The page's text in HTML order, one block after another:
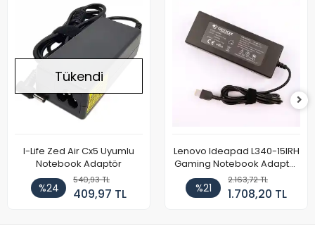
Tükendi
I-Life Zed Air Cx5 Uyumlu
Notebook Adaptör
%24
540,93 TL
409,97 TL
Lenovo Ideapad L340-15IRH
Gaming Notebook Adaptör
Cihazı Şarj Aleti (150W)
%21
2.163,72 TL
1.708,20 TL